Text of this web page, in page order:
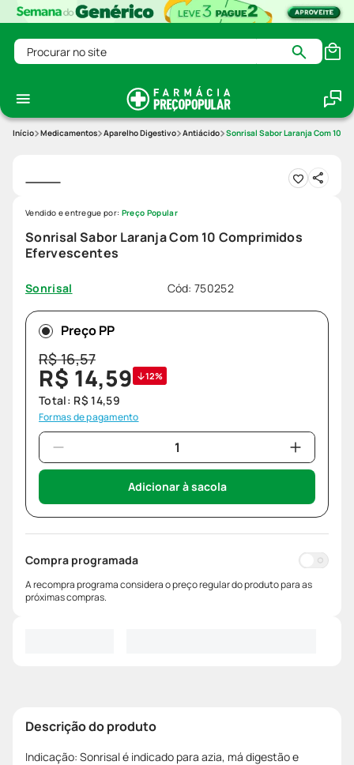
Procurar no site
Medicamentos Aparelho Digestivo Antiácido Sonrisal Sabor Laranja Com 10
Sonrisal Sabor Laranja Com 10 Comprimidos
Efervescentes
Sonrisal Cód:750252
Vendido e entregue por: Preço Popular
Preço PP
R$16,57
R$ 14,59 12%
Total: R$ 14,59
Formas de pagamento
Adicionar à sacola
Compra programada
A recompra programa considera o preço regular do produto para as
próximas compras.
Descrição do produto
Indicação: Sonrisal é indicado para azia, má digestão e